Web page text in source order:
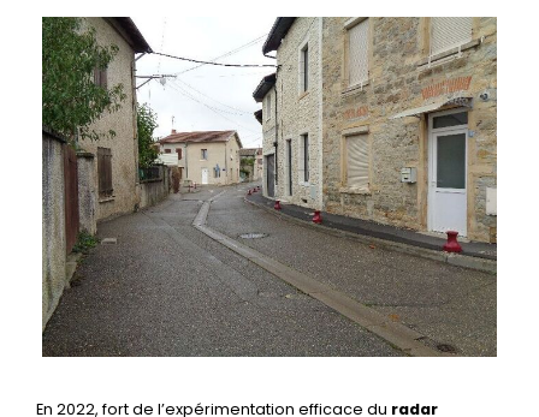
En 2022, fort de l’expérimentation efficace du radar